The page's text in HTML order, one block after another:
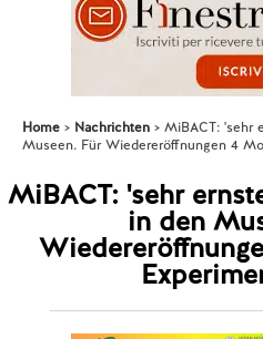
Home Nachrichten
MiBACT: 'sehr
Museen. Für Wiedereröffnungen 4
MiBACT: 'sehr
in den